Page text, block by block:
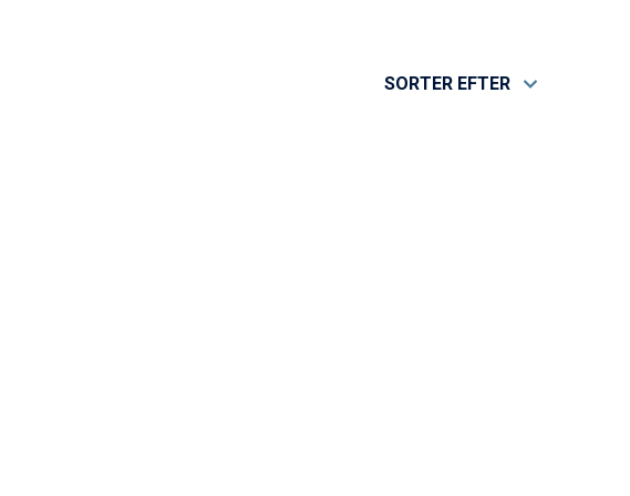
SORTER EFTER